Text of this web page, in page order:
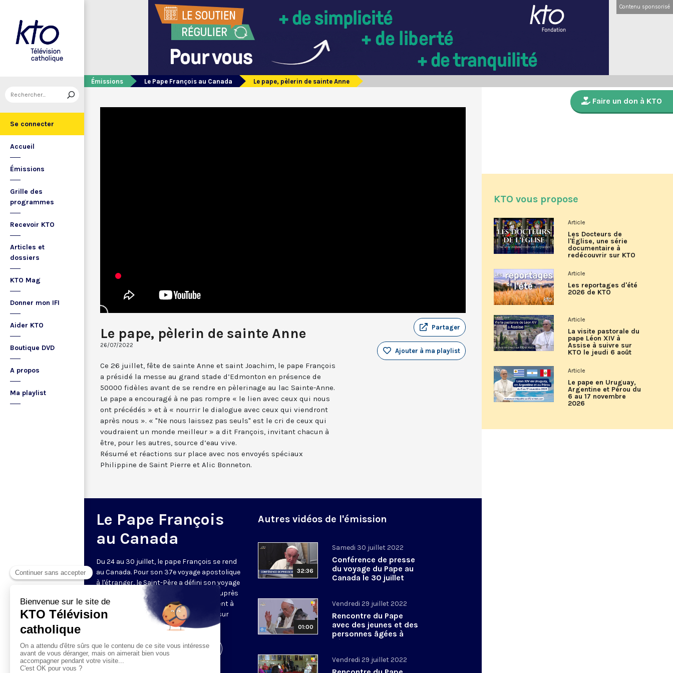
Se connecter
Accueil
Émissions
Grille des
programmes
Recevoir KTO
Articles et
dossiers
KTO Mag
Donner mon IFI
Aider KTO
Boutique DVD
A propos
Ma playlist
Contenu sponsorisé
Émissions Le Pape François au Canada Le pape, pèlerin de sainte Anne
Le pape, pèlerin de sainte Anne
26/07/2022
Partager
Ajouter à ma playlist
Ce 26 juillet, fête de sainte Anne et saint Joachim, le pape François
a présidé la messe au grand stade d’Edmonton en présence de
50000 fidèles avant de se rendre en pèlerinage au lac Sainte-Anne.
Le pape a encouragé à ne pas rompre « le lien avec ceux qui nous
ont précédés » et à « nourrir le dialogue avec ceux qui viendront
après nous ». « "Ne nous laissez pas seuls" est le cri de ceux qui
voudraient un monde meilleur » a dit François, invitant chacun à
être, pour les autres, source d’eau vive.
Résumé et réactions sur place avec nos envoyés spéciaux
Philippine de Saint Pierre et Alic Bonneton.
Le Pape François
au Canada
Du 24 au 30 juillet, le pape François se rend
au Canada. Pour son 37e voyage apostolique
à l'étranger, le Saint-Père a défini son voyage
comme un « pèlerinage pénitentiel » auprès
des peuples autochtones. Un événement à
suivre en direct et traduit en français sur
Visiter la page de l'émission
Autres vidéos de l'émission
32:36
Samedi 30 juillet 2022
Conférence de presse
du voyage du Pape au
Canada le 30 juillet
01:00
Vendredi 29 juillet 2022
Rencontre du Pape
avec des jeunes et des
personnes âgées à
l’école primaire
Vendredi 29 juillet 2022
Faire un don à KTO
KTO vous propose
Article
Les Docteurs de
l'Église, une série
documentaire à
redécouvrir sur KTO
Article
Les reportages d'été
2026 de KTO
Article
La visite pastorale du
pape Léon XIV à
Assise à suivre sur
KTO le jeudi 6 août
Article
Le pape en Uruguay,
Argentine et Pérou du
6 au 17 novembre
2026